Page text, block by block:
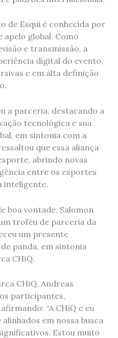
de Esqui é conhecida por
apelo global. Como
e transmissão, a
digital do evento,
e em alta definição
a parceria, destacando a
tecnológica e sua
em sintonia com a
que essa aliança
abrindo novas
entre os esportes
inteligente.
boa vontade, Salomon
troféu de parceria da
um presente
panda, em sintonia
CHiQ.
CHiQ, Andreas
participantes,
“A CHiQ e eu
em nossa busca
Estou muito